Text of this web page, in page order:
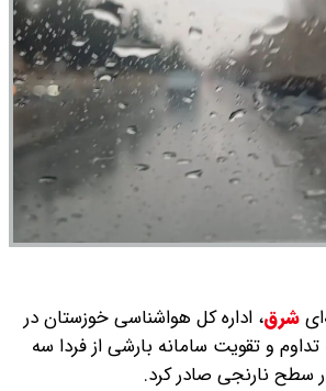
شرق، اداره کل هواشناسی خوزستان در
و تقویت سامانه بارشی از فردا سه
سطح نارنجی صادر کرد.